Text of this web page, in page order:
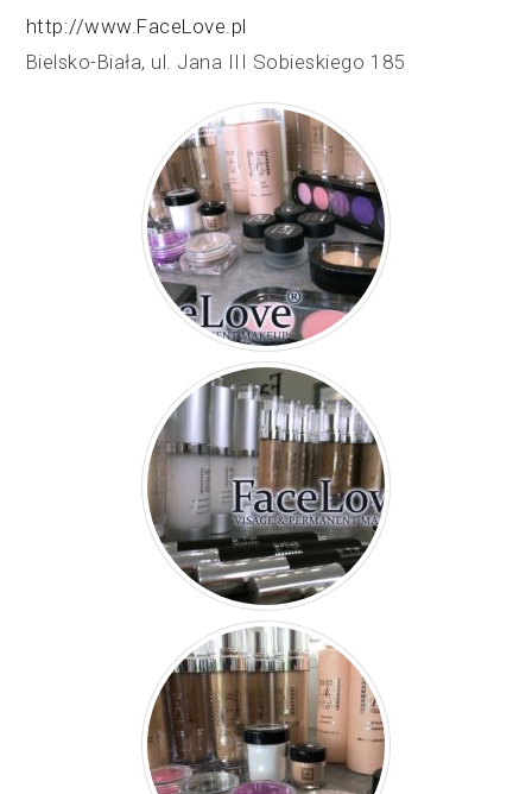
http://www.FaceLove.pl
Bielsko-Biała, ul. Jana III Sobieskiego 185